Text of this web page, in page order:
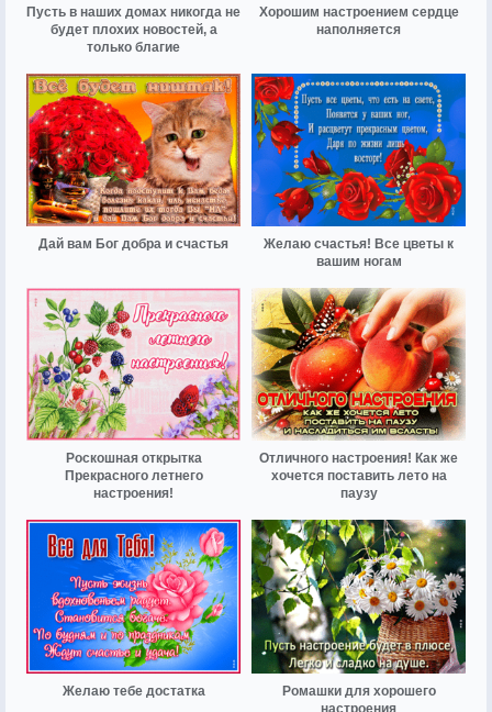
Пусть в наших домах никогда не
будет плохих новостей, а
только благие
Хорошим настроением сердце
наполняется
Дай вам Бог добра и счастья
Желаю счастья! Все цветы к
вашим ногам
Роскошная открытка
Прекрасного летнего
настроения!
Отличного настроения! Как же
хочется поставить лето на
паузу
Желаю тебе достатка
Ромашки для хорошего
настроения